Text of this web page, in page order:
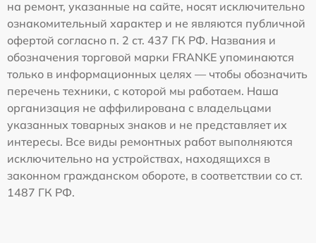
на ремонт, указанные на сайте, носят исключительно
ознакомительный характер и не являются публичной
офертой согласно п. 2 ст. 437 ГК РФ. Названия и
обозначения торговой марки FRANKE упоминаются
только в информационных целях — чтобы обозначить
перечень техники, с которой мы работаем. Наша
организация не аффилирована с владельцами
указанных товарных знаков и не представляет их
интересы. Все виды ремонтных работ выполняются
исключительно на устройствах, находящихся в
законном гражданском обороте, в соответствии со ст.
1487 ГК РФ.